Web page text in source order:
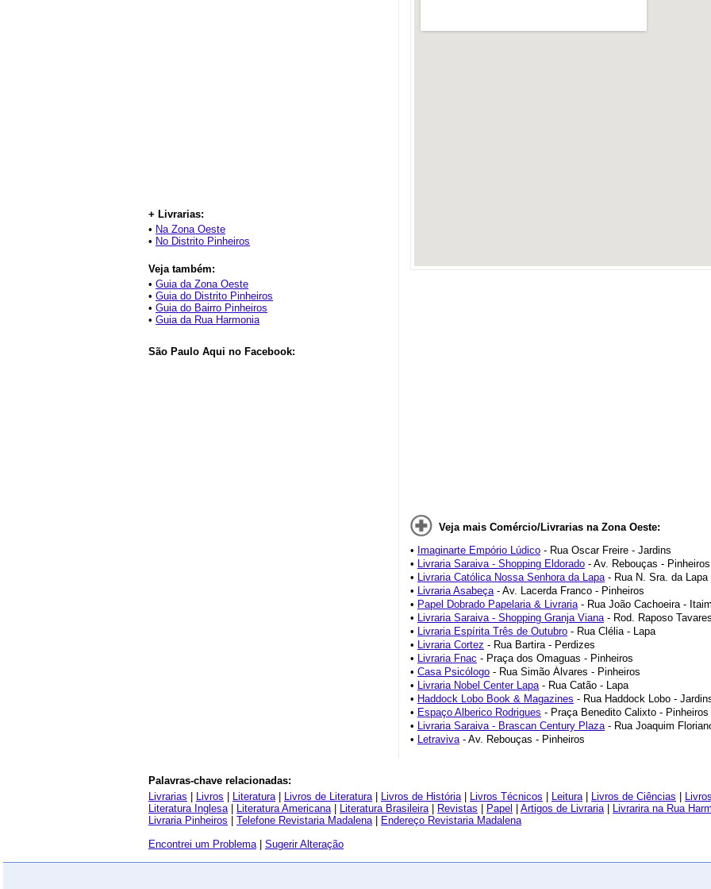
+ Livrarias:
• Na Zona Oeste
• No Distrito Pinheiros
Veja também:
• Guia da Zona Oeste
• Guia do Distrito Pinheiros
• Guia do Bairro Pinheiros
• Guia da Rua Harmonia
São Paulo Aqui no Facebook:
Veja mais Comércio/Livrarias na Zona Oeste:
• Imaginarte Empório Lúdico - Rua Oscar Freire - Jardins
• Livraria Saraiva - Shopping Eldorado - Av. Rebouças - Pinheiros
• Livraria Católica Nossa Senhora da Lapa- Rua N. Sra. da Lapa
• Livraria Asabeça- Av. Lacerda Franco - Pinheiros
• Papel Dobrado Papelaria & Livraria- Rua João Cachoeira -
• Livraria Saraiva - Shopping Granja Viana- Rod. Raposo
• Livraria Espírita Três de Outubro - Rua Clélia - Lapa
• Livraria Cortez - Rua Bartira - Perdizes
• Livraria Fnac - Praça dos Omaguas - Pinheiros
• Casa Psicólogo - Rua Simão Álvares - Pinheiros
• Livraria Nobel Center Lapa- Rua Catão - Lapa
• Haddock Lobo Book & Magazines - Rua Haddock Lobo -
• Espaço Alberico Rodrigues - Praça Benedito Calixto - Pinheiros
• Livraria Saraiva - Brascan Century Plaza- Rua Joaquim
• Letraviva- Av. Rebouças - Pinheiros
Palavras-chave relacionadas:
Livrarias
Livros Literatura| Livros de Literatura| Livros de História| Livros Técnicos Leitura| Livros de Ciências
Literatura Inglesa| Literatura Americana| Literatura Brasileira| Revistas Papel Artigos de Livraria| Livrarira na Rua
Livraria Pinheiros
Telefone Revistaria Madalena|
Endereço Revistaria Madalena
Encontrei um Problema| Sugerir Alteração